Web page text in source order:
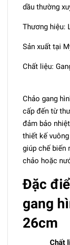
dầu thường
Thương hiệu:
Sản xuất tại
Chất liệu:
Chảo gang
cấp đến từ
đảm bảo
thiết kế
giúp chế biến
chảo hoặc
Đặc
gang
26cm
Chất